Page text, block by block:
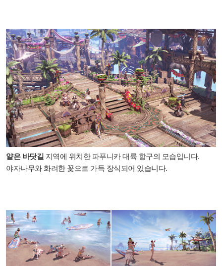
얕은 바닷길 지역에 위치한 파푸니카 대륙 항구의 모습입니다.
야자나무와 화려한 꽃으로 가득 장식되어 있습니다.